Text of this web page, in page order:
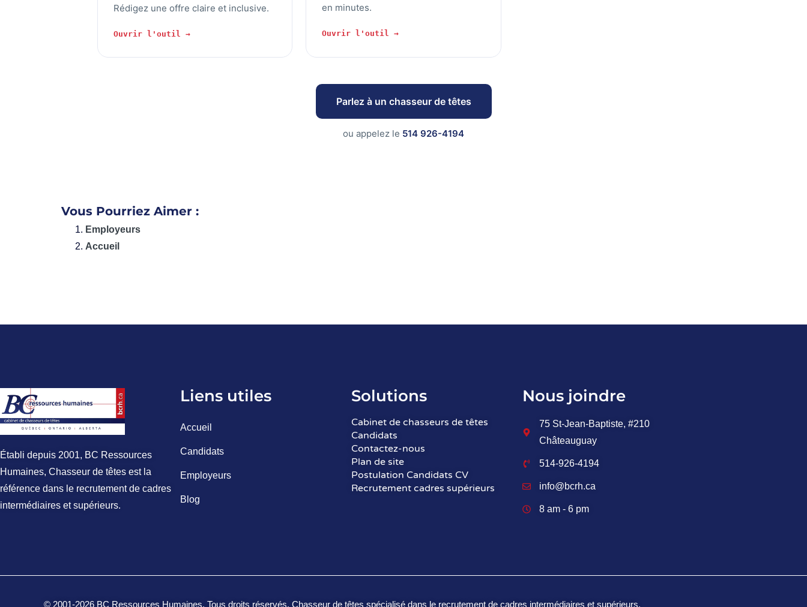
Rédigez une offre claire et inclusive.
Ouvrir l'outil →
en minutes.
Ouvrir l'outil →
Parlez à un chasseur de têtes
ou appelez le 514 926-4194
Vous Pourriez Aimer :
Employeurs
Accueil
Établi depuis 2001, BC Ressources
Humaines, Chasseur de têtes est la
référence dans le recrutement de cadres
intermédiaires et supérieurs.
Liens utiles
Accueil
Candidats
Employeurs
Blog
Solutions
Cabinet de chasseurs de têtes
Candidats
Contactez-nous
Plan de site
Postulation Candidats CV
Recrutement cadres supérieurs
Nous joindre
75 St-Jean-Baptiste, #210
Châteauguay
514-926-4194
info@bcrh.ca
8 am - 6 pm
© 2001‑2026 BC Ressources Humaines. Tous droits réservés. Chasseur de têtes spécialisé dans le recrutement de cadres intermédiaires et supérieurs.